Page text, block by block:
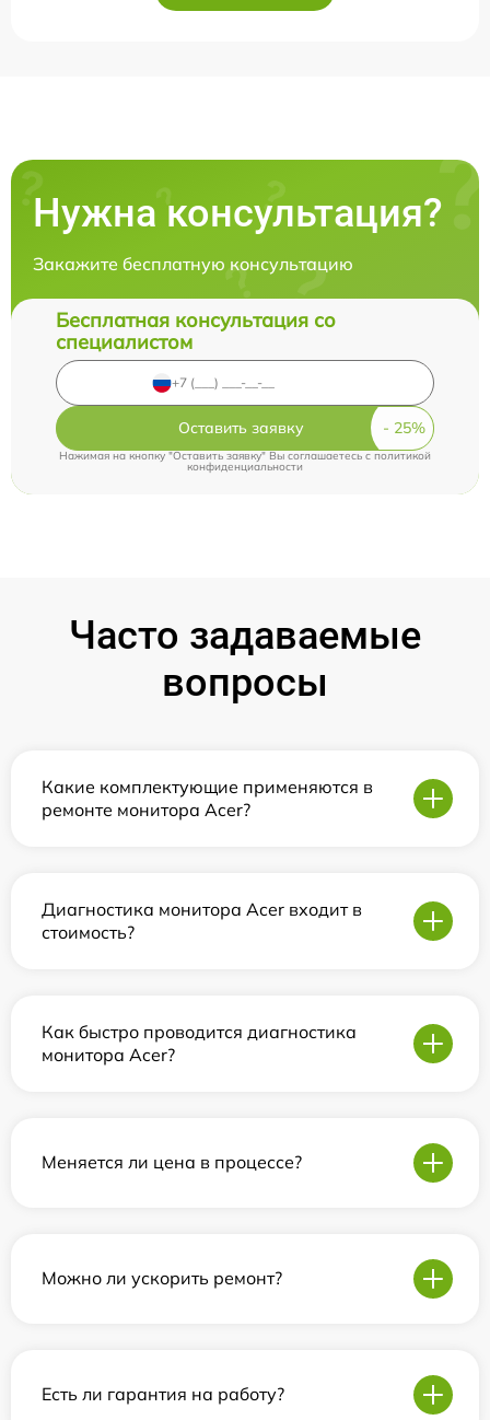
Нужна консультация?
Закажите бесплатную консультацию
Бесплатная консультация со
специалистом
Оставить заявку
Нажимая на кнопку "Оставить заявку" Вы соглашаетесь cполитикой
конфиденциальности
Часто задаваемые
вопросы
Какие комплектующие применяются в
ремонте монитора Acer?
Диагностика монитора Acer входит в
стоимость?
Как быстро проводится диагностика
монитора Acer?
Меняется ли цена в процессе?
Можно ли ускорить ремонт?
Есть ли гарантия на работу?